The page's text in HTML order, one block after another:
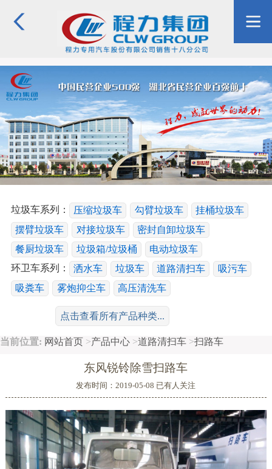
垃圾车系列： 压缩垃圾车 勾臂垃圾车
挂桶垃圾车
摆臂垃圾车
对接垃圾车
密封自卸垃圾车
餐厨垃圾车
垃圾箱/垃圾桶
电动垃圾车
环卫车系列：
洒水车 垃圾车 道路清扫车
吸污车
吸粪车
雾炮抑尘车
高压清洗车
工程运输系列： 冷藏车 随车吊 平板车
散装饲料车
搅拌车
鲜奶运输车
特种车系列： 消防车 高空作业车 广告车
舞台车
救护车 沥青洒布车
油罐车
点击查看所有产品种类...
当前位置: 网站首页 >产品中心 >道路清扫车 >扫路车
东风锐铃除雪扫路车
发布时间：2019-05-08 已有 人关注